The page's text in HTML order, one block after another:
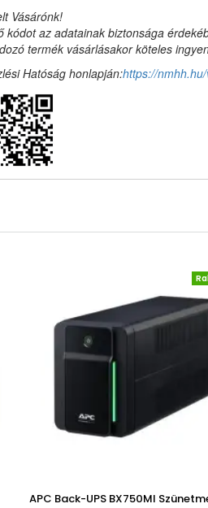
Vásárónk!
az adatainak biztonsága
termék vásárlásakor köteles
Hatóság honlapján:https://
APC Back-UPS BX750MI